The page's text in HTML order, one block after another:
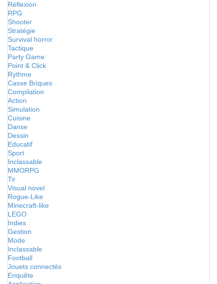
Réflexion
RPG
Shooter
Stratégie
Survival horror
Tactique
Party Game
Point & Click
Rythme
Casse Briques
Compilation
Action
Simulation
Cuisine
Danse
Dessin
Educatif
Sport
Inclassable
MMORPG
Tir
Visual novel
Rogue-Like
Minecraft-like
LEGO
Indies
Gestion
Mode
Inclassable
Football
Jouets connectés
Enquête